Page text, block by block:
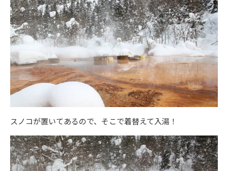
スノコが置いてあるので、そこで着替えて入湯！